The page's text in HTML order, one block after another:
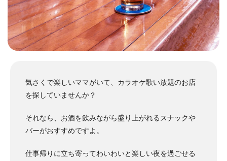
気さくで楽しいママがいて、カラオケ歌い放題のお店
を探していませんか？
それなら、お酒を飲みながら盛り上がれるスナックや
バーがおすすめですよ。
仕事帰りに立ち寄ってわいわいと楽しい夜を過ごせる